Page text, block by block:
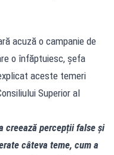
acuză o campanie de
o înfăptuiesc, șefa
aceste temeri
Superior al
creează percepții false și
câteva teme, cum a